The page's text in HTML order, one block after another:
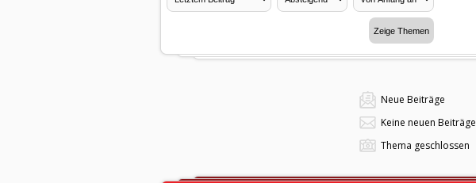
Neue Beiträge
Keine neuen Beiträge
Thema geschlossen